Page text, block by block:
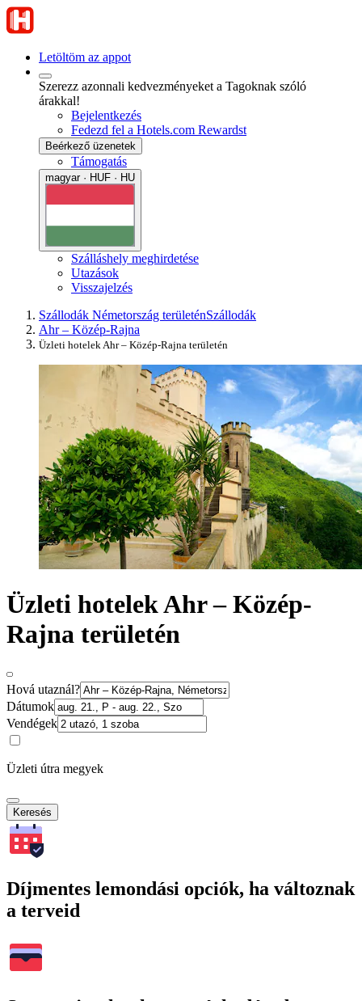
Letöltöm az appot
Szerezz azonnali kedvezményeket a Tagoknak szóló
árakkal!
Bejelentkezés
Fedezd fel a Hotels.com Rewardst
Beérkező üzenetek
Támogatás
magyar · HUF · HU
Szálláshely meghirdetése
Utazások
Visszajelzés
Szállodák Németország területénSzállodák
Ahr – Közép-Rajna
Üzleti hotelek Ahr – Közép-Rajna területén
Üzleti hotelek Ahr – Közép-
Rajna területén
Hová utaznál?
Dátumok
Vendégek
Üzleti útra megyek
Keresés
Díjmentes lemondási opciók, ha változnak
a terveid